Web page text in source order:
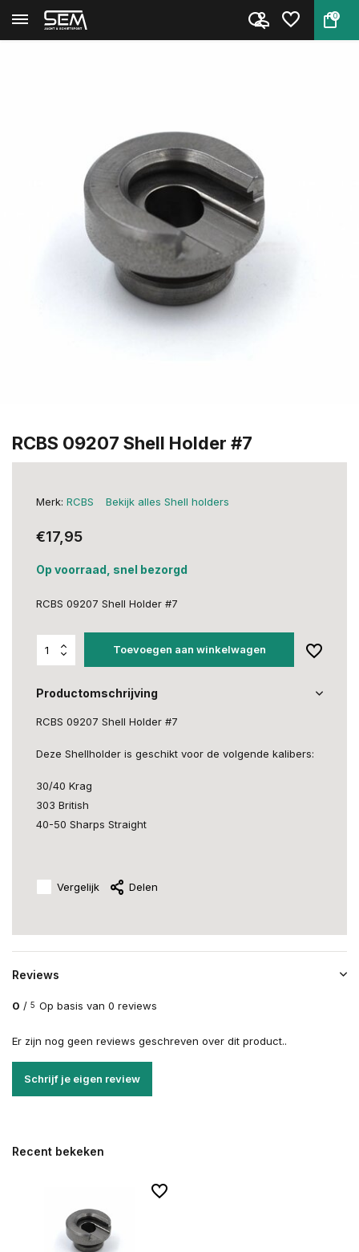
0
Terug Home RCBS 09207 Shell Holder #7
RCBS 09207 Shell Holder #7
Merk: RCBS Bekijk alles Shell holders
€17,95
Op voorraad, snel bezorgd
RCBS 09207 Shell Holder #7
Toevoegen aan winkelwagen
Productomschrijving
RCBS 09207 Shell Holder #7
Deze Shellholder is geschikt voor de volgende kalibers:
30/40 Krag
303 British
40-50 Sharps Straight
Vergelijk Delen
Reviews
0 / 5 Op basis van 0 reviews
Er zijn nog geen reviews geschreven over dit product..
Schrijf je eigen review
Recent bekeken